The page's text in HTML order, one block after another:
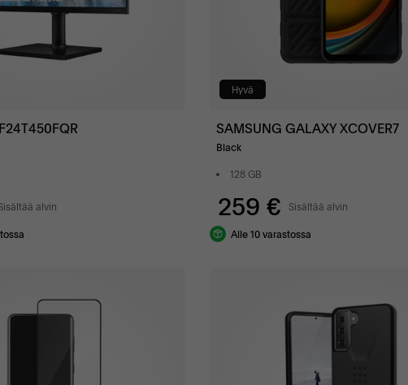
alvin
Hyvä
SAMSUNG GALAXY XCOVER7
Black
128 GB
259 € Sisältää alvin
Alle 10 varastossa